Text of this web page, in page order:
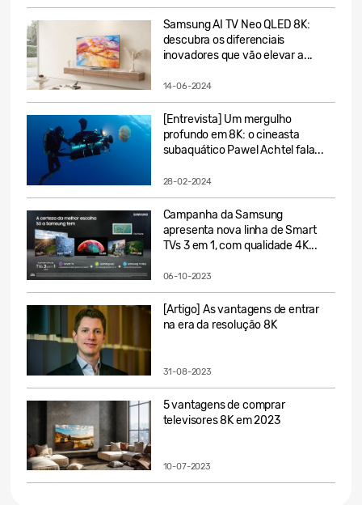
Samsung AI TV Neo QLED 8K:
descubra os diferenciais
inovadores que vão elevar a...
14-06-2024
[Entrevista] Um mergulho
profundo em 8K: o cineasta
subaquático Pawel Achtel fala...
28-02-2024
Campanha da Samsung
apresenta nova linha de Smart
TVs 3 em 1, com qualidade 4K...
06-10-2023
[Artigo] As vantagens de entrar
na era da resolução 8K
31-08-2023
5 vantagens de comprar
televisores 8K em 2023
10-07-2023